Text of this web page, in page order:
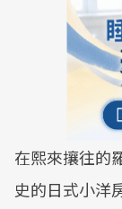
在熙來攘往的
史的日式小洋